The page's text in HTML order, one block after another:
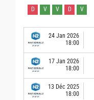
D V V D V
24 Jan 2026
18:00
17 Jan 2026
18:00
13 Déc 2025
18:00